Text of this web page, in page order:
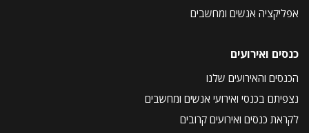
אפליקציה אנשים ומחשבים
כנסים ואירועים
הכנסים והאירועים שלנו
נצפיתם בכנסי ואירועי אנשים ומחשבים
לקראת כנסים ואירועים קרובים